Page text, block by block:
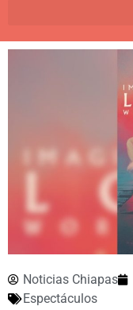
Noticias Chiapas
Espectáculos